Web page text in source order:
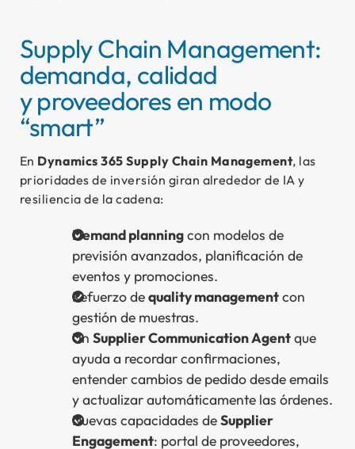
Supply Chain Management:
demanda, calidad
y proveedores en modo
“smart”
En Dynamics 365 Supply Chain Management, las
prioridades de inversión giran alrededor de IA y
resiliencia de la cadena:
Demand planningcon modelos de
previsión avanzados, planificación de
eventos y promociones.
Refuerzo dequality managementcon
gestión de muestras.
Un Supplier Communication Agentque
ayuda a recordar confirmaciones,
entender cambios de pedido desde emails
y actualizar automáticamente las órdenes.
Nuevas capacidades deSupplier
Engagement: portal de proveedores,